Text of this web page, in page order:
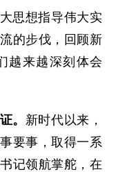
思想指导伟大实
的步伐，回顾新
越来越深刻体会
。 新时代以来，
要事，取得一系
记领航掌舵，在